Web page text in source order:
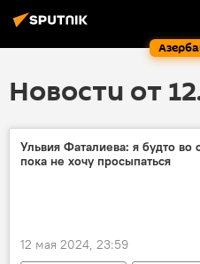
Новости от
Ульвия Фаталиева: я будто во
пока не хочу просыпаться
12 мая 2024, 23:59